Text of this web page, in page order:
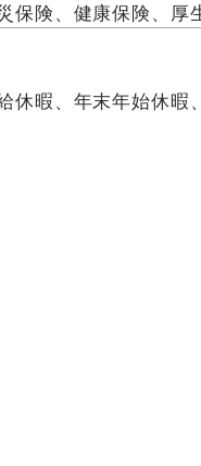
保険、健康保険、厚
休暇、年末年始休暇